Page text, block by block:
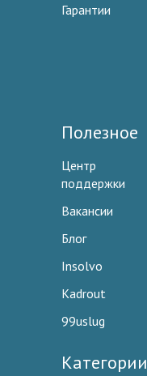
Гарантии
Полезное
Центр
поддержки
Вакансии
Блог
Insolvo
Kadrout
99uslug
Категории